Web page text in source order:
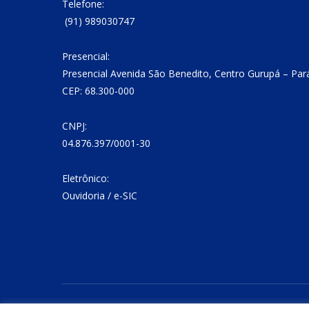
Telefone:
(91) 989030747
Presencial:
Presencial Avenida São Benedito, Centro Gurupá –
CEP: 68.300-000
CNPJ:
04.876.397/0001-30
Eletrônico:
Ouvidoria / e-SIC